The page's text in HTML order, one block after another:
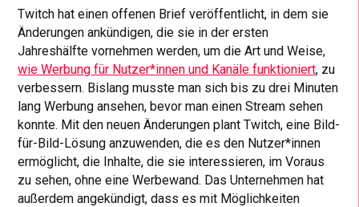
Twitch hat einen offenen Brief veröffentlicht, in dem sie
Änderungen ankündigen, die sie in der ersten
Jahreshälfte vornehmen werden, um die Art und Weise,
wie Werbung für Nutzer*innen und Kanäle funktioniert, zu
verbessern. Bislang musste man sich bis zu drei Minuten
lang Werbung ansehen, bevor man einen Stream sehen
konnte. Mit den neuen Änderungen plant Twitch, eine Bild-
für-Bild-Lösung anzuwenden, die es den Nutzer*innen
ermöglicht, die Inhalte, die sie interessieren, im Voraus
zu sehen, ohne eine Werbewand. Das Unternehmen hat
außerdem angekündigt, dass es mit Möglichkeiten